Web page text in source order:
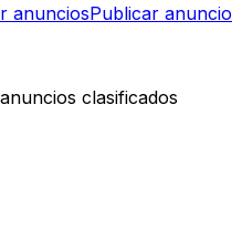
anunciosPublicar anuncio
clasificados